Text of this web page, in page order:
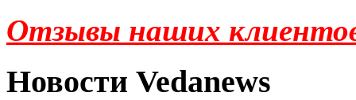
Отзывы наших
Новости Vedanews